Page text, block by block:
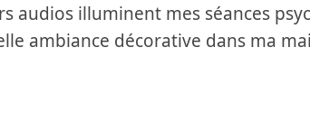
audios illuminent mes séances
ambiance décorative dans ma